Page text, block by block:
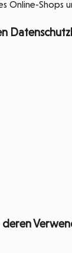
Online-Shops